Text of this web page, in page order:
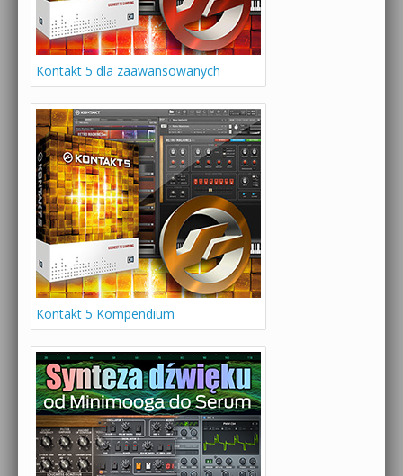
Kontakt 5 dla zaawansowanych
Kontakt 5 Kompendium